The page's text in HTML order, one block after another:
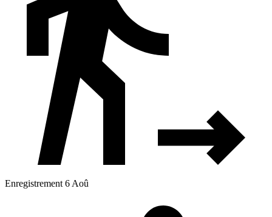
Enregistrement 6 Aoû